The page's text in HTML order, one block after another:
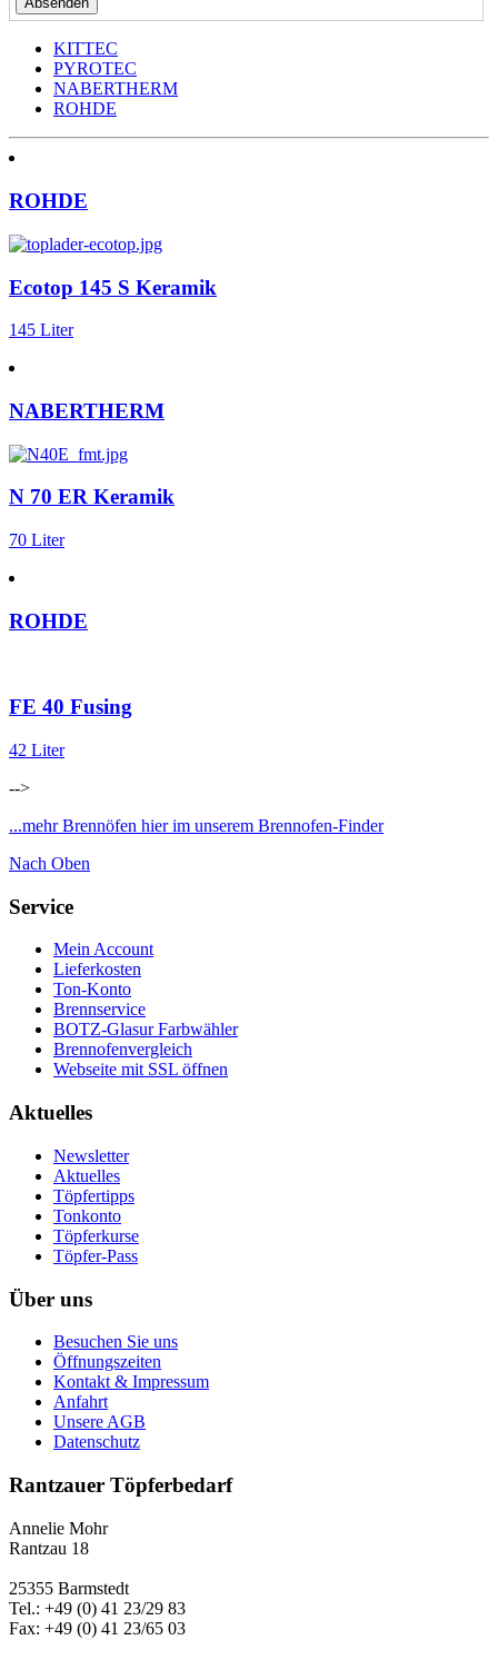
KITTEC
PYROTEC
NABERTHERM
ROHDE
ROHDE
Ecotop 145 S Keramik
145 Liter
NABERTHERM
N 70 ER Keramik
70 Liter
ROHDE
FE 40 Fusing
42 Liter
-->
...mehr Brennöfen hier im unserem Brennofen-Finder
Nach Oben
Service
Mein Account
Lieferkosten
Ton-Konto
Brennservice
BOTZ-Glasur Farbwähler
Brennofenvergleich
Webseite mit SSL öffnen
Aktuelles
Newsletter
Aktuelles
Töpfertipps
Tonkonto
Töpferkurse
Töpfer-Pass
Über uns
Besuchen Sie uns
Öffnungszeiten
Kontakt & Impressum
Anfahrt
Unsere AGB
Datenschutz
Rantzauer Töpferbedarf
Annelie Mohr
Rantzau 18
25355 Barmstedt
Tel.: +49 (0) 41 23/29 83
Fax: +49 (0) 41 23/65 03